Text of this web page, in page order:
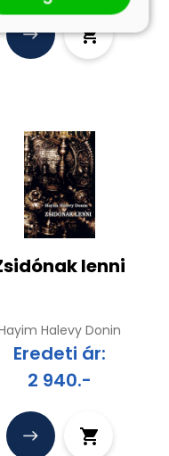
lenni
Halevy Donin
Eredeti ár:
2 940.-